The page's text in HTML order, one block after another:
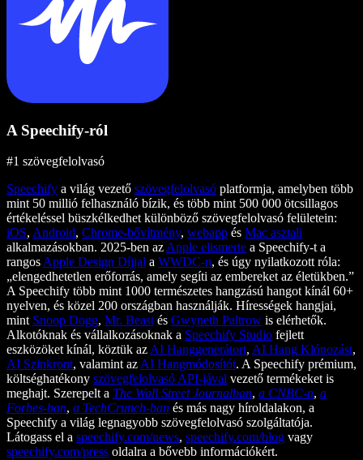
A Speechify-ról
#1 szövegfelolvasó
Speechify a világ vezető szövegfelolvasó platformja, amelyben több
mint 50 millió felhasználó bízik, és több mint 500 000 ötcsillagos
értékeléssel büszkélkedhet különböző szövegfelolvasó felületein:
iOS, Android, Chrome-bővítmény, webapp és Mac asztali
alkalmazásokban. 2025-ben az Apple elismerte a Speechify-t a
rangos Apple Design Díjjal a WWDC-n, és úgy nyilatkozott róla:
„elengedhetetlen erőforrás, amely segíti az embereket az életükben.”
A Speechify több mint 1000 természetes hangzású hangot kínál 60+
nyelven, és közel 200 országban használják. Hírességek hangjai,
mint Snoop Dogg, Mr. Beast és Gwyneth Paltrow is elérhetők.
Alkotóknak és vállalkozásoknak a Speechify Studio fejlett
eszközöket kínál, köztük az AI Hanggenerátort, AI Hang Klónozást,
AI Szinkront, valamint az AI Hangmódosítót. A Speechify prémium,
költséghatékony szövegfelolvasó API-jával vezető termékeket is
meghajt. Szerepelt a The Wall Street Journalban, a CNBC-n, a
Forbes-ban, a TechCrunch-ban és más nagy híroldalakon, a
Speechify a világ legnagyobb szövegfelolvasó szolgáltatója.
Látogass el a speechify.com/news, speechify.com/blog vagy
speechify.com/press oldalra a bővebb információkért.